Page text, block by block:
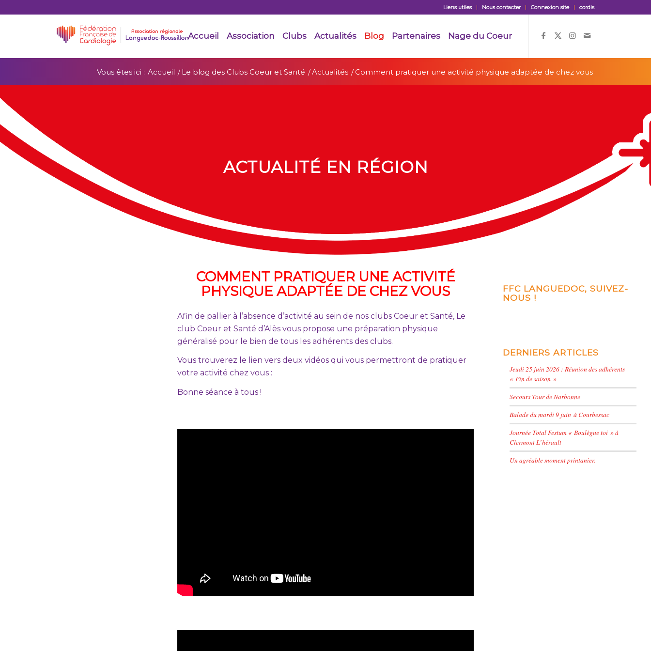
Liens utiles Nous contacter Connexion site cordis
Accueil Association Clubs Actualités Blog Partenaires Nage du Coeur
Vous êtes ici : Accueil / Le blog des Clubs Coeur et Santé /Actualités / Comment pratiquer une activité physique adaptée de chez vous
ACTUALITÉ EN RÉGION
COMMENT PRATIQUER UNE ACTIVITÉ
PHYSIQUE ADAPTÉE DE CHEZ VOUS
Afin de pallier à l’absence d’activité au sein de nos clubs Coeur et Santé, Le
club Coeur et Santé d’Alès vous propose une préparation physique
généralisé pour le bien de tous les adhérents des clubs.
Vous trouverez le lien vers deux vidéos qui vous permettront de pratiquer
votre activité chez vous :
Bonne séance à tous !
FFC LANGUEDOC, SUIVEZ-
NOUS !
DERNIERS ARTICLES
Jeudi 25 juin 2026 : Réunion des adhérents
« Fin de saison »
Secours Tour de Narbonne
Balade du mardi 9 juin à Courbessac
Journée Total Festum « Boulègue toi » à
Clermont L’hérault
Un agréable moment printanier.